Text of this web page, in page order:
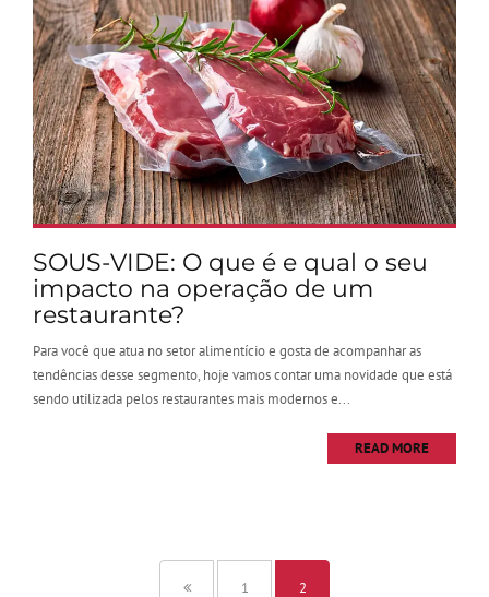
SOUS-VIDE: O que é e qual o seu
impacto na operação de um
restaurante?
Para você que atua no setor alimentício e gosta de acompanhar as
tendências desse segmento, hoje vamos contar uma novidade que está
sendo utilizada pelos restaurantes mais modernos e...
READ MORE
1 2